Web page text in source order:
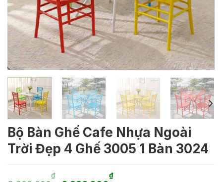
Bộ Bàn Ghế Cafe Nhựa Ngoài
Trời Đẹp 4 Ghế 3005 1 Bàn 3024
₫ ₫